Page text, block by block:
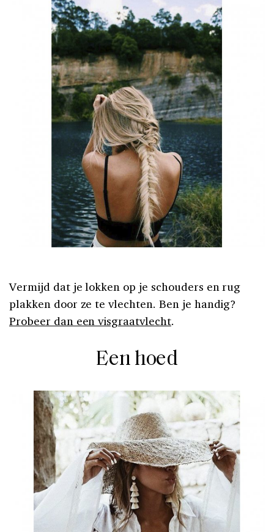
Vermijd dat je lokken op je schouders en rug
plakken door ze te vlechten. Ben je handig?
Probeer dan een visgraatvlecht.
Een hoed